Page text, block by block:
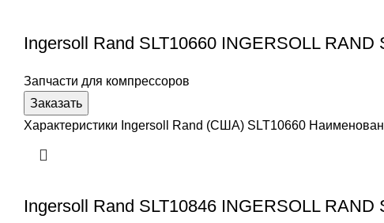
Ingersoll Rand SLT10660 INGERSOLL RAND
Запчасти для компрессоров
Заказать
Характеристики Ingersoll Rand (США) SLT10660
Ingersoll Rand SLT10846 INGERSOLL RAND